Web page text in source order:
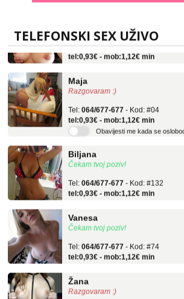
TELEFONSKI SEX UŽIVO
Tel:064/677-677- Kod: #69
Razgovaram :)
tel:0,93€ - mob:1,12€ min
Obavijesti me kada se oslobodi
Čekam tvoj poziv!
tel:0,93€ - mob:1,12€ min
Čekam tvoj poziv!
tel:0,93€ - mob:1,12€ min
Razgovaram :)